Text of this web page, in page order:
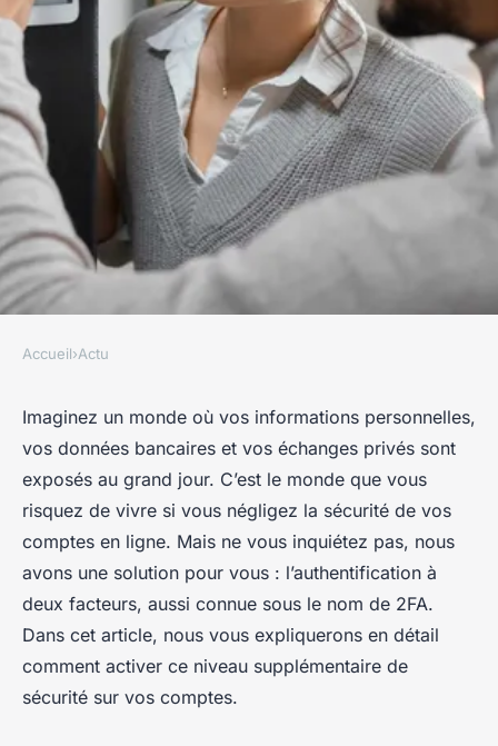
Comment sécuriser vos
comptes en ligne avec
l'authentification à deux
facteurs (2FA) ?
Clément•21 janvier 2024•5 min de lecture
Accueil›Actu
Imaginez un monde où vos informations personnelles,
vos données bancaires et vos échanges privés sont
exposés au grand jour. C’est le monde que vous
risquez de vivre si vous négligez la sécurité de vos
comptes en ligne. Mais ne vous inquiétez pas, nous
avons une solution pour vous : l’authentification à
deux facteurs, aussi connue sous le nom de 2FA.
Dans cet article, nous vous expliquerons en détail
comment activer ce niveau supplémentaire de
sécurité sur vos comptes.